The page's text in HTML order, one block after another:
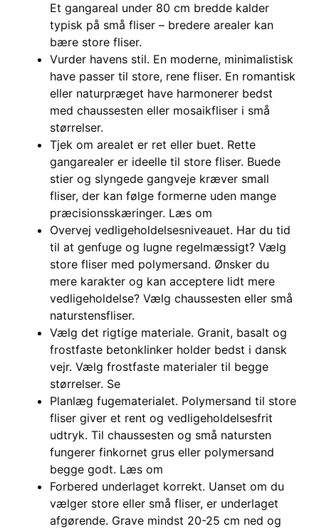
Et gangareal under 80 cm bredde kalder
typisk på små fliser – bredere arealer kan
bære store fliser.
Vurder havens stil. En moderne, minimalistisk
have passer til store, rene fliser. En romantisk
eller naturpræget have harmonerer bedst
med chaussesten eller mosaikfliser i små
størrelser.
Tjek om arealet er ret eller buet. Rette
gangarealer er ideelle til store fliser. Buede
stier og slyngede gangveje kræver small
fliser, der kan følge formerne uden mange
præcisionsskæringer. Læs om
Overvej vedligeholdelsesniveauet. Har du tid
til at genfuge og lugne regelmæssigt? Vælg
store fliser med polymersand. Ønsker du
mere karakter og kan acceptere lidt mere
vedligeholdelse? Vælg chaussesten eller små
naturstensfliser.
Vælg det rigtige materiale. Granit, basalt og
frostfaste betonklinker holder bedst i dansk
vejr. Vælg frostfaste materialer til begge
størrelser. Se
Planlæg fugematerialet. Polymersand til store
fliser giver et rent og vedligeholdelsesfrit
udtryk. Til chaussesten og små natursten
fungerer finkornet grus eller polymersand
begge godt. Læs om
Forbered underlaget korrekt. Uanset om du
vælger store eller små fliser, er underlaget
afgørende. Grave mindst 20-25 cm ned og